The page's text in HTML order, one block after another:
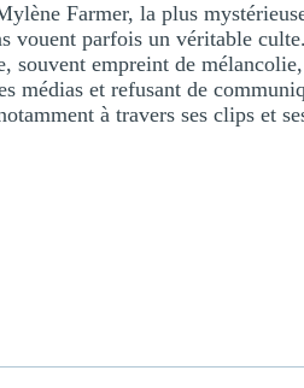
Farmer, la plus
vouent parfois un véritable
souvent empreint de
médias et refusant de
à travers ses clips et